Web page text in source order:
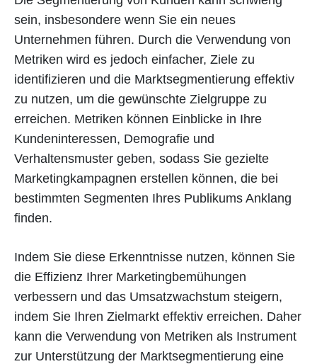
sein, insbesondere wenn Sie ein neues
Unternehmen führen. Durch die Verwendung von
Metriken wird es jedoch einfacher, Ziele zu
identifizieren und die Marktsegmentierung effektiv
zu nutzen, um die gewünschte Zielgruppe zu
erreichen. Metriken können Einblicke in Ihre
Kundeninteressen, Demografie und
Verhaltensmuster geben, sodass Sie gezielte
Marketingkampagnen erstellen können, die bei
bestimmten Segmenten Ihres Publikums Anklang
finden.
Indem Sie diese Erkenntnisse nutzen, können Sie
die Effizienz Ihrer Marketingbemühungen
verbessern und das Umsatzwachstum steigern,
indem Sie Ihren Zielmarkt effektiv erreichen. Daher
kann die Verwendung von Metriken als Instrument
zur Unterstützung der Marktsegmentierung eine